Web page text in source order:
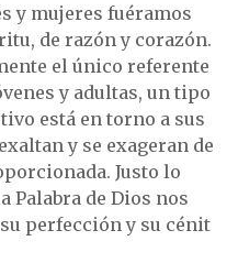
y mujeres fuéramos
de razón y corazón.
el único referente
y adultas, un tipo
está en torno a sus
y se exageran de
Justo lo
Palabra de Dios nos
perfección y su cénit